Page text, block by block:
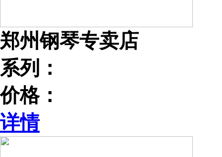
郑州钢琴专卖店
系列：
价格：
详情